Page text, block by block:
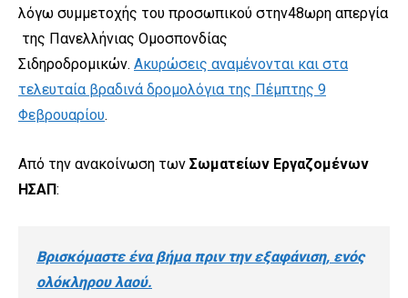
λόγω συμμετοχής του προσωπικού στην48ωρη απεργία
της Πανελλήνιας Ομοσπονδίας
Σιδηροδρομικών. Ακυρώσεις αναμένονται και στα
τελευταία βραδινά δρομολόγια της Πέμπτης 9
Φεβρουαρίου.
Από την ανακοίνωση των Σωματείων Εργαζομένων
ΗΣΑΠ:
Βρισκόμαστε ένα βήμα πριν την εξαφάνιση, ενός
ολόκληρου λαού.